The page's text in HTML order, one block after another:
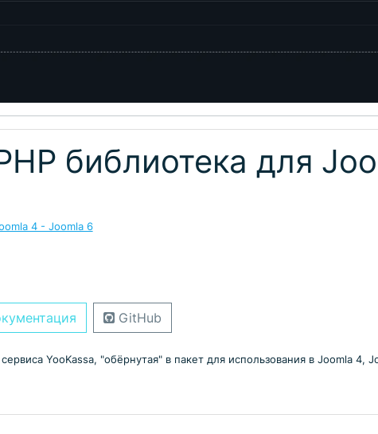
библиотека для
4 - Joomla 6
GitHub
YooKassa, "обёрнутая" в пакет для использования в Joomla 4,